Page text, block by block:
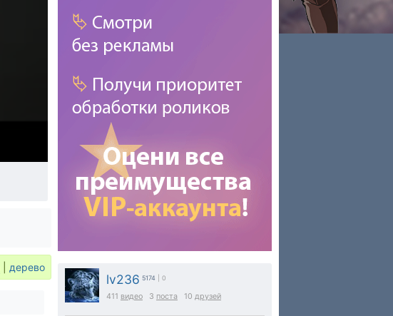
lv236 5174 | 0
411 видео 3 поста 10 друзей
дерево